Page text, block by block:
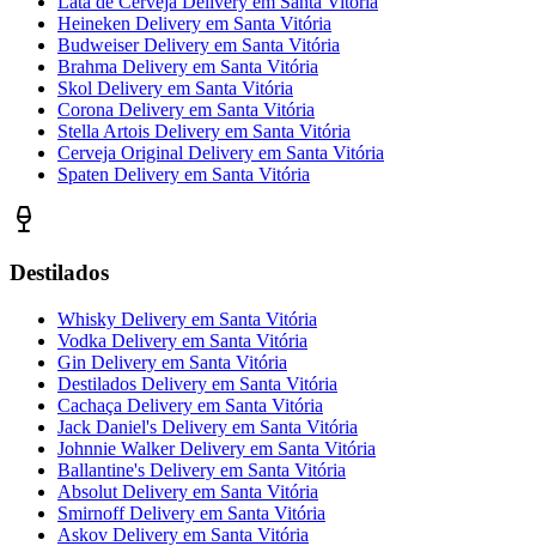
Heineken Delivery em Santa Vitória
Budweiser Delivery em Santa Vitória
Brahma Delivery em Santa Vitória
Skol Delivery em Santa Vitória
Corona Delivery em Santa Vitória
Stella Artois Delivery em Santa Vitória
Cerveja Original Delivery em Santa Vitória
Spaten Delivery em Santa Vitória
Destilados
Whisky Delivery em Santa Vitória
Vodka Delivery em Santa Vitória
Gin Delivery em Santa Vitória
Destilados Delivery em Santa Vitória
Cachaça Delivery em Santa Vitória
Jack Daniel's Delivery em Santa Vitória
Johnnie Walker Delivery em Santa Vitória
Ballantine's Delivery em Santa Vitória
Absolut Delivery em Santa Vitória
Smirnoff Delivery em Santa Vitória
Askov Delivery em Santa Vitória